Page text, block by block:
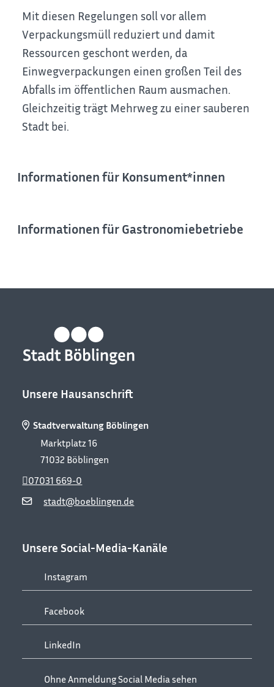
Mit diesen Regelungen soll vor allem
Verpackungsmüll reduziert und damit
Ressourcen geschont werden, da
Einwegverpackungen einen großen Teil des
Abfalls im öffentlichen Raum ausmachen.
Gleichzeitig trägt Mehrweg zu einer sauberen
Stadt bei.
Informationen für Konsument*innen
Informationen für Gastronomiebetriebe
Unsere Hausanschrift
Stadtverwaltung Böblingen
Marktplatz 16
71032 Böblingen
stadt@boeblingen.de
07031 669-0
Unsere Social-Media-Kanäle
Instagram
Facebook
LinkedIn
Ohne Anmeldung Social Media sehen